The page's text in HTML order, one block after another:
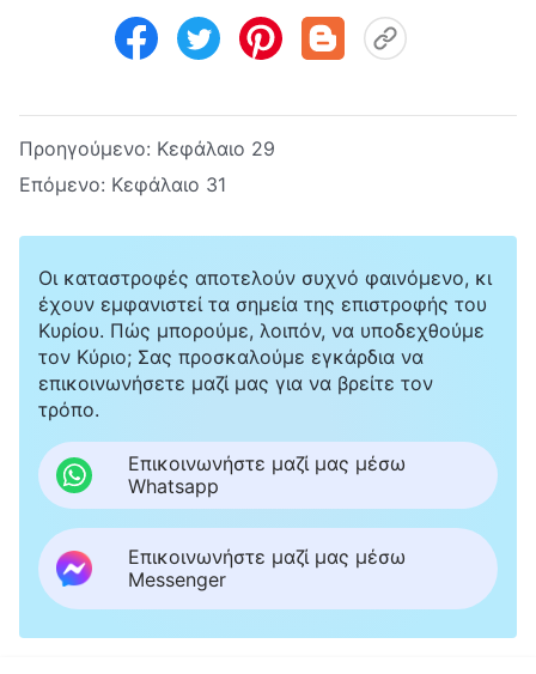
Προηγούμενο: Κεφάλαιο 29
Επόμενο: Κεφάλαιο 31
Οι καταστροφές αποτελούν συχνό φαινόμενο, κι
έχουν εμφανιστεί τα σημεία της επιστροφής του
Κυρίου. Πώς μπορούμε, λοιπόν, να υποδεχθούμε
τον Κύριο; Σας προσκαλούμε εγκάρδια να
επικοινωνήσετε μαζί μας για να βρείτε τον
τρόπο.
Επικοινωνήστε μαζί μας μέσω
Whatsapp
Επικοινωνήστε μαζί μας μέσω
Messenger